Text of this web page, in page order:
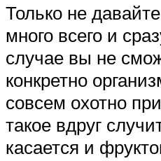
Только не
много всего и
случае вы не
конкретно
совсем охотно
такое вдруг
касается и